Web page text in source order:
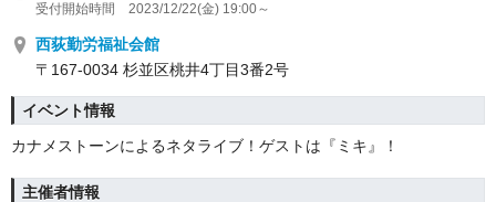
受付開始時間 2023/12/22(金) 19:00～
西荻勤労福祉会館
〒167-0034 杉並区桃井4丁目3番2号
イベント情報
カナメストーンによるネタライブ！ゲストは『ミキ』！
主催者情報